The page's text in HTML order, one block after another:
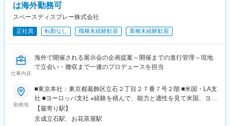
は海外勤務可
スペースディスプレー株式会社
正社員 転勤なし 職種未経験歓迎 業種未経験歓迎
仕事内容
海外で開催される展示会の企画提案～開催までの進行管理～現地
で立会い・撤収まで一連のプロデュースを担当
勤務地
■東京本社：東京都葛飾区立石２丁目２７番７号２階 ■米国・LA支
社 ■ヨーロッパ支社 ※経験を積んで、能力と適性を見て米国、ヨー
ロッパ支社赴任可能（要相談）【アクセス】 《東京本社》 京成押
上線『京成立石駅』より徒歩9分 京成本線線『お花茶屋駅』より
【最寄り駅】
京成立石駅、お花茶屋駅